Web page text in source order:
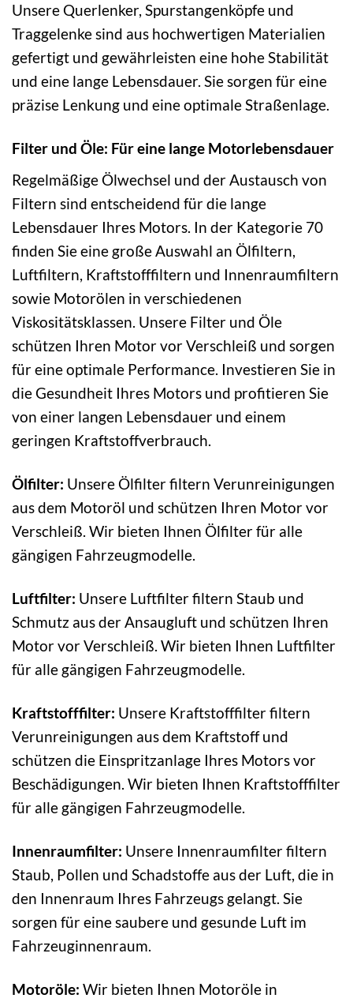
Unsere Querlenker, Spurstangenköpfe und
Traggelenke sind aus hochwertigen Materialien
gefertigt und gewährleisten eine hohe Stabilität
und eine lange Lebensdauer. Sie sorgen für eine
präzise Lenkung und eine optimale Straßenlage.
Filter und Öle: Für eine lange Motorlebensdauer
Regelmäßige Ölwechsel und der Austausch von
Filtern sind entscheidend für die lange
Lebensdauer Ihres Motors. In der Kategorie 70
finden Sie eine große Auswahl an Ölfiltern,
Luftfiltern, Kraftstofffiltern und Innenraumfiltern
sowie Motorölen in verschiedenen
Viskositätsklassen. Unsere Filter und Öle
schützen Ihren Motor vor Verschleiß und sorgen
für eine optimale Performance. Investieren Sie in
die Gesundheit Ihres Motors und profitieren Sie
von einer langen Lebensdauer und einem
geringen Kraftstoffverbrauch.
Ölfilter: Unsere Ölfilter filtern Verunreinigungen
aus dem Motoröl und schützen Ihren Motor vor
Verschleiß. Wir bieten Ihnen Ölfilter für alle
gängigen Fahrzeugmodelle.
Luftfilter: Unsere Luftfilter filtern Staub und
Schmutz aus der Ansaugluft und schützen Ihren
Motor vor Verschleiß. Wir bieten Ihnen Luftfilter
für alle gängigen Fahrzeugmodelle.
Kraftstofffilter: Unsere Kraftstofffilter filtern
Verunreinigungen aus dem Kraftstoff und
schützen die Einspritzanlage Ihres Motors vor
Beschädigungen. Wir bieten Ihnen Kraftstofffilter
für alle gängigen Fahrzeugmodelle.
Innenraumfilter: Unsere Innenraumfilter filtern
Staub, Pollen und Schadstoffe aus der Luft, die in
den Innenraum Ihres Fahrzeugs gelangt. Sie
sorgen für eine saubere und gesunde Luft im
Fahrzeuginnenraum.
Motoröle: Wir bieten Ihnen Motoröle in